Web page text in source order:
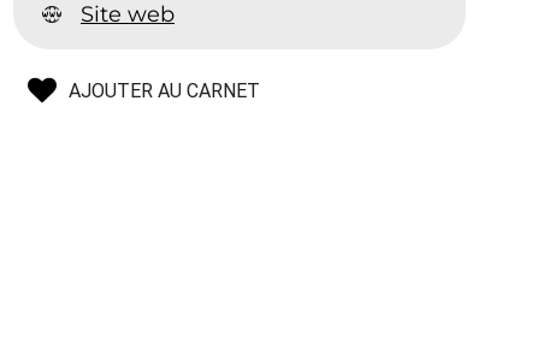
Site web
AJOUTER AU CARNET